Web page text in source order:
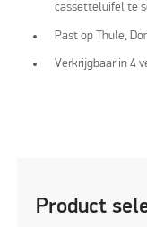
cassetteluifel te
Past op Thule,
Verkrijgbaar in 4
Product